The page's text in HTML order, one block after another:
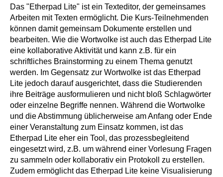
Das "Etherpad Lite" ist ein Texteditor, der gemeinsames
Arbeiten mit Texten ermöglicht. Die Kurs-Teilnehmenden
können damit gemeinsam Dokumente erstellen und
bearbeiten. Wie die Wortwolke ist auch das Etherpad Lite
eine kollaborative Aktivität und kann z.B. für ein
schriftliches Brainstorming zu einem Thema genutzt
werden. Im Gegensatz zur Wortwolke ist das Etherpad
Lite jedoch darauf ausgerichtet, dass die Studierenden
ihre Beiträge ausformulieren und nicht bloß Schlagwörter
oder einzelne Begriffe nennen. Während die Wortwolke
und die Abstimmung üblicherweise am Anfang oder Ende
einer Veranstaltung zum Einsatz kommen, ist das
Etherpad Lite eher ein Tool, das prozessbegleitend
eingesetzt wird, z.B. um während einer Vorlesung Fragen
zu sammeln oder kollaborativ ein Protokoll zu erstellen.
Zudem ermöglicht das Etherpad Lite keine Visualisierung